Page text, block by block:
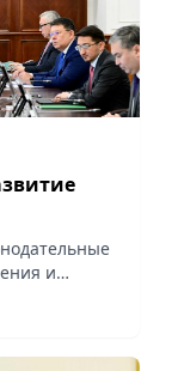
и
vapress.kz.